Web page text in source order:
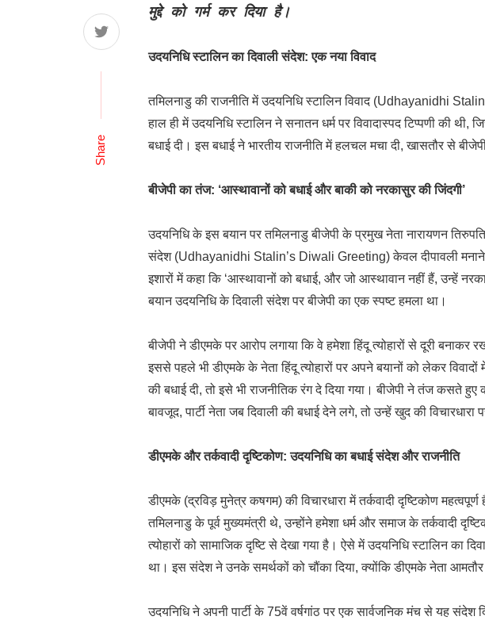
Share
मुद्दे को गर्म कर दिया है।
उदयनिधि स्टालिन का दिवाली संदेश: एक नया विवाद
तमिलनाडु की राजनीति में उदयनिधि स्टालिन विवाद (Udhayanidhi
हाल ही में उदयनिधि स्टालिन ने सनातन धर्म पर विवादास्पद टिप्पणी की थी,
बधाई दी। इस बधाई ने भारतीय राजनीति में हलचल मचा दी, खासतौर से
बीजेपी का तंज: ‘आस्थावानों को बधाई और बाकी को नरकासुर की जिंदगी’
उदयनिधि के इस बयान पर तमिलनाडु बीजेपी के प्रमुख नेता नारायणन
संदेश (Udhayanidhi Stalin’s Diwali Greeting) केवल दीपावली मनाने
इशारों में कहा कि ‘आस्थावानों को बधाई, और जो आस्थावान नहीं हैं, उन्हें
बयान उदयनिधि के दिवाली संदेश पर बीजेपी का एक स्पष्ट हमला था।
बीजेपी ने डीएमके पर आरोप लगाया कि वे हमेशा हिंदू त्योहारों से दूरी बनाकर
इससे पहले भी डीएमके के नेता हिंदू त्योहारों पर अपने बयानों को लेकर विवादों
की बधाई दी, तो इसे भी राजनीतिक रंग दे दिया गया। बीजेपी ने तंज कसते हुए
बावजूद, पार्टी नेता जब दिवाली की बधाई देने लगे, तो उन्हें खुद की विचारधारा
डीएमके और तर्कवादी दृष्टिकोण: उदयनिधि का बधाई संदेश और राजनीति
डीएमके (द्रविड़ मुनेत्र कषगम) की विचारधारा में तर्कवादी दृष्टिकोण
तमिलनाडु के पूर्व मुख्यमंत्री थे, उन्होंने हमेशा धर्म और समाज के तर्कवादी
त्योहारों को सामाजिक दृष्टि से देखा गया है। ऐसे में उदयनिधि स्टालिन का
था। इस संदेश ने उनके समर्थकों को चौंका दिया, क्योंकि डीएमके नेता आमतौर
उदयनिधि ने अपनी पार्टी के 75वें वर्षगांठ पर एक सार्वजनिक मंच से यह संदेश